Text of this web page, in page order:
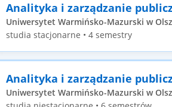
Analityka i zarządzanie
Uniwersytet Warmińsko-Mazurski w
studia stacjonarne • 4 semestry
Analityka i zarządzanie
Uniwersytet Warmińsko-Mazurski w